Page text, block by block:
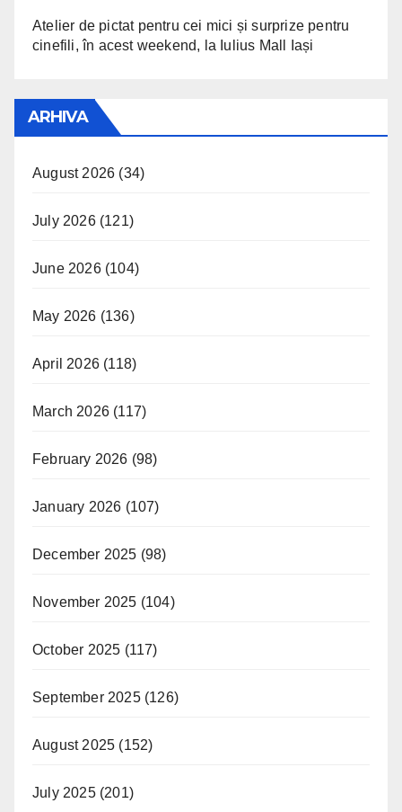
Atelier de pictat pentru cei mici și surprize pentru
cinefili, în acest weekend, la Iulius Mall Iași
ARHIVA
August 2026 (34)
July 2026(121)
June 2026(104)
May 2026 (136)
April 2026 (118)
March 2026 (117)
February 2026 (98)
January 2026 (107)
December 2025 (98)
November 2025 (104)
October 2025 (117)
September 2025(126)
August 2025 (152)
July 2025(201)